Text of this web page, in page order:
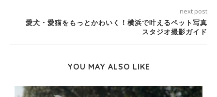
next post
愛犬・愛猫をもっとかわいく！横浜で叶えるペット写真
スタジオ撮影ガイド
YOU MAY ALSO LIKE